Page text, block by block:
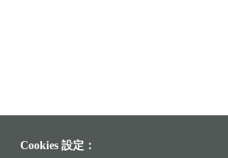
Cookies 設定：